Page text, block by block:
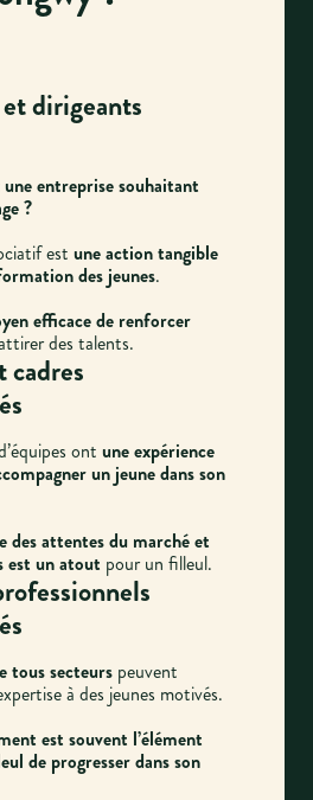
dirigeants
entreprise souhaitant
?
est une action tangible
des jeunes.
efficace de renforcer
des talents.
cadres
ont une expérience
un jeune dans son
des attentes du marché et
est un atout pour un filleul.
tous secteurs peuvent
à des jeunes motivés.
est souvent l’élément
de progresser dans son